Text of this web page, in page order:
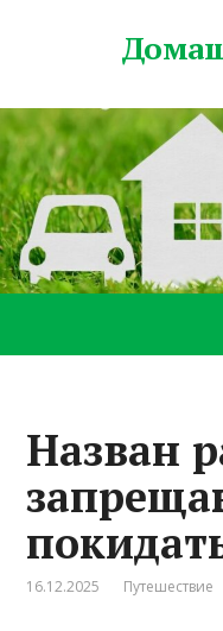
Назван
16.12.2025 Путешествие